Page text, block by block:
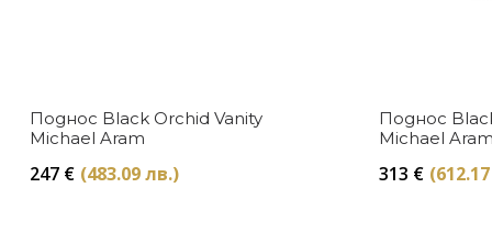
Поднос Black Orchid Vanity
Michael Aram
247 € (483.09 лв.)
Поднос
Michael
313 €